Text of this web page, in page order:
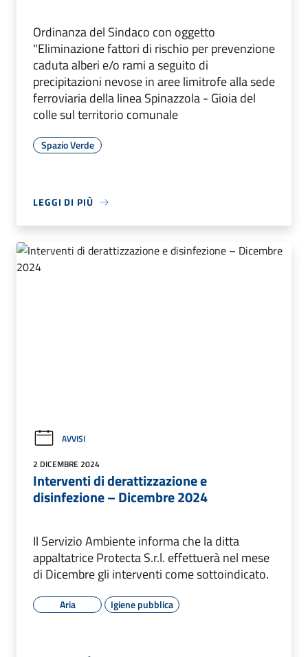
Ordinanza del Sindaco con oggetto
"Eliminazione fattori di rischio per prevenzione
caduta alberi e/o rami a seguito di
precipitazioni nevose in aree limitrofe alla sede
ferroviaria della linea Spinazzola - Gioia del
colle sul territorio comunale
Spazio Verde
LEGGI DI PIÙ
AVVISI
2 DICEMBRE 2024
Interventi di derattizzazione e
disinfezione – Dicembre 2024
Il Servizio Ambiente informa che la ditta
appaltatrice Protecta S.r.l. effettuerà nel mese
di Dicembre gli interventi come sottoindicato.
Aria Igiene pubblica